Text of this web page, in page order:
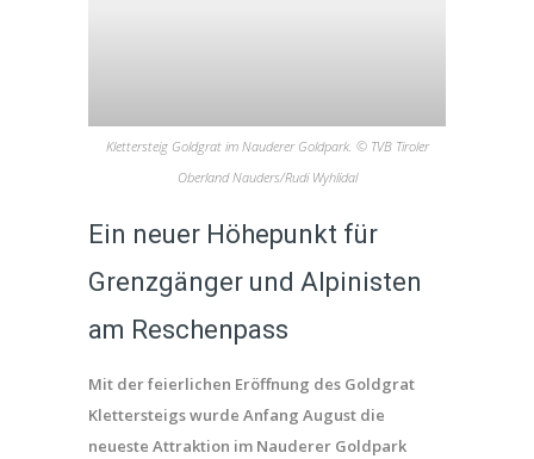
Klettersteig Goldgrat im Nauderer Goldpark. © TVB Tiroler
Oberland Nauders/Rudi Wyhlidal
Ein neuer Höhepunkt für
Grenzgänger und Alpinisten
am Reschenpass
Mit der feierlichen Eröffnung des Goldgrat
Klettersteigs wurde Anfang August die
neueste Attraktion im Nauderer Goldpark